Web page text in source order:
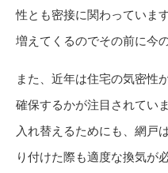
性とも密接に関わっていま
増えてくるのでその前に今
また、近年は住宅の気密性
確保するかが注目されてい
入れ替えるためにも、網戸
り付けた際も適度な換気が